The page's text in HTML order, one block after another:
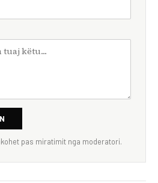
pas miratimit nga moderatori.